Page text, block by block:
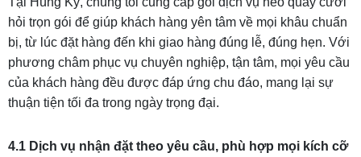
hỏi trọn gói để giúp khách hàng yên tâm về mọi khâu chuẩn
bị, từ lúc đặt hàng đến khi giao hàng đúng lễ, đúng hẹn. Với
phương châm phục vụ chuyên nghiệp, tận tâm, mọi yêu cầu
của khách hàng đều được đáp ứng chu đáo, mang lại sự
thuận tiện tối đa trong ngày trọng đại.
4.1 Dịch vụ nhận đặt theo yêu cầu, phù hợp mọi kích cỡ